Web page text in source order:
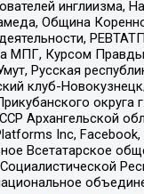
инглиизма,
Община
МПГ, Курсом Правды
Русская
клуб-
Архангельской
Inc,
Всетатарское